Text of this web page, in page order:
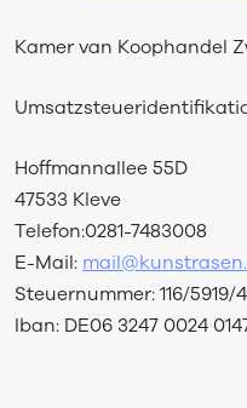
Kamer van Koophandel
Hoffmannallee 55D
47533 Kleve
Telefon:0281-7483008
E-Mail:
Steuernummer: 116/5919/
Iban: DE06 3247 0024